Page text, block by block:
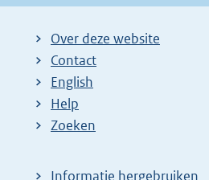
Over deze website
Contact
English
Help
Zoeken
Informatie hergebruiken